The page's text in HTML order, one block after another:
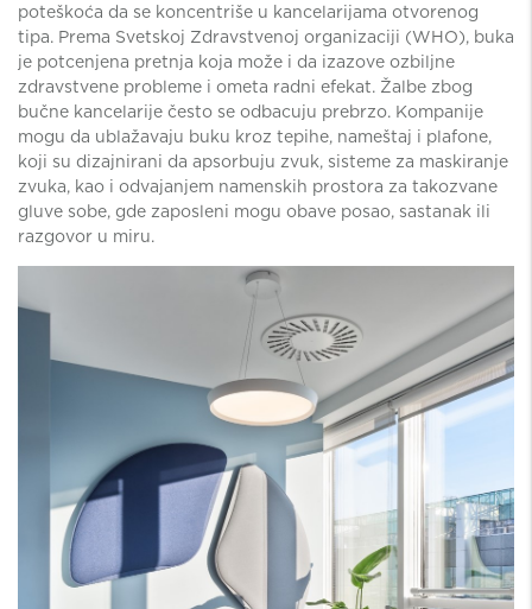
poteškoća da se koncentriše u kancelarijama otvorenog
tipa. Prema Svetskoj Zdravstvenoj organizaciji (WHO), buka
je potcenjena pretnja koja može i da izazove ozbiljne
zdravstvene probleme i ometa radni efekat. Žalbe zbog
bučne kancelarije često se odbacuju prebrzo. Kompanije
mogu da ublažavaju buku kroz tepihe, nameštaj i plafone,
koji su dizajnirani da apsorbuju zvuk, sisteme za maskiranje
zvuka, kao i odvajanjem namenskih prostora za takozvane
gluve sobe, gde zaposleni mogu obave posao, sastanak ili
razgovor u miru.